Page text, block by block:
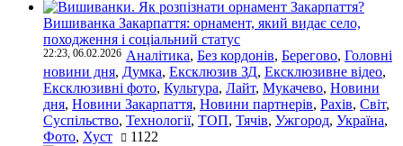
Вишиванка Закарпаття: орнамент, який видає село,
походження і соціальний статус
22:23, 06.02.2026 Аналітика, Без кордонів, Берегово, Головні
новини дня, Думка, Ексклюзив ЗД, Ексклюзивне відео,
Ексклюзивні фото, Культура, Лайт, Мукачево, Новини
дня, Новини Закарпаття, Новини партнерів, Рахів, Світ,
Суспільство, Технології, ТОП, Тячів, Ужгород, Україна,
Фото, Хуст 1122